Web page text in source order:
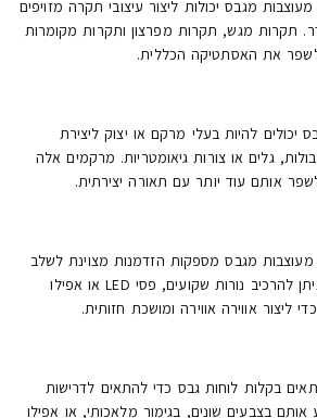
מגבס יכולות ליצור עיצובי תקרה מזויפים
תקרות מגש, תקרות מפרצון ותקרות מקומרות
לשפר את האסתטיקה הכללית.
יכולים להיות בעלי מרקם או יצוק ליצירת
גלים או צורות גיאומטריות. מרקמים אלה
לשפר אותם עוד יותר עם תאורה יצירתית.
מגבס מספקות הזדמנות מצוינת לשלב
גופי תאורה בצורה חלקה. ניתן להרכיב נורות שקועים, פסי LED או אפילו
ליצור אווירה אווירה ומושכת חזותית.
בקלות לוחות גבס כדי להתאים לדרישות
אותם בצבעים שונים, בגימור מלאכותי, או אפילו